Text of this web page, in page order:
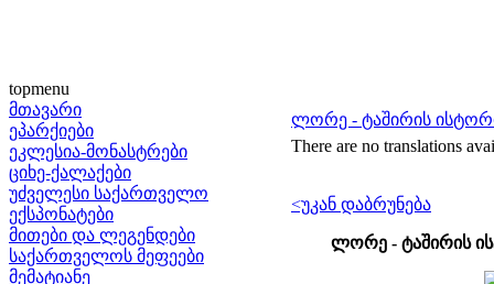
topmenu
მთავარი
ეპარქიები
ეკლესია-მონასტრები
ციხე-ქალაქები
უძველესი საქართველო
ექსპონატები
მითები და ლეგენდები
საქართველოს მეფეები
მემატიანე
ლორე - ტაშირის
There are no translations
<უკან დაბრუნება
ლორე - ტაშირის